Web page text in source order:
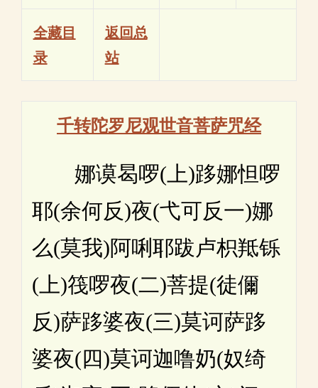
全藏目
录
返回总
站
千转陀罗尼观世音菩萨咒经
娜谟曷啰(上)跢娜怛啰
耶(余何反)夜(弋可反一)娜
么(莫我)阿唎耶跋卢枳羝铄
(上)筏啰夜(二)菩提(徒儞
反)萨跢婆夜(三)莫诃萨跢
婆夜(四)莫诃迦噜奶(奴绮